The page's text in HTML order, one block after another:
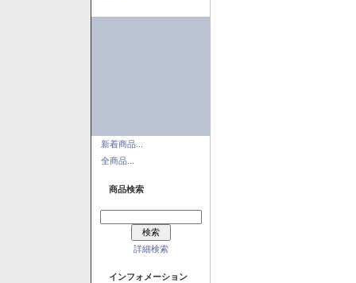
新着商品...
全商品...
商品検索
詳細検索
インフォメーション